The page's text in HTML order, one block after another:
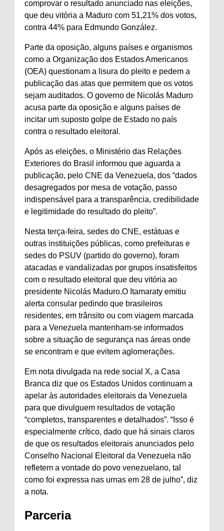
comprovar o resultado anunciado nas eleições,
que deu vitória a Maduro com 51,21% dos votos,
contra 44% para Edmundo González.
Parte da oposição, alguns países e organismos
como a Organização dos Estados Americanos
(OEA) questionam a lisura do pleito e pedem a
publicação das atas que permitem que os votos
sejam auditados. O governo de Nicolás Maduro
acusa parte da oposição e alguns países de
incitar um suposto golpe de Estado no país
contra o resultado eleitoral.
Após as eleições, o Ministério das Relações
Exteriores do Brasil informou que aguarda a
publicação, pelo CNE da Venezuela, dos “dados
desagregados por mesa de votação, passo
indispensável para a transparência, credibilidade
e legitimidade do resultado do pleito”.
Nesta terça-feira, sedes do CNE, estátuas e
outras instituições públicas, como prefeituras e
sedes do PSUV (partido do governo), foram
atacadas e vandalizadas por grupos insatisfeitos
com o resultado eleitoral que deu vitória ao
presidente Nicolás Maduro.O Itamaraty emitiu
alerta consular pedindo que brasileiros
residentes, em trânsito ou com viagem marcada
para a Venezuela mantenham-se informados
sobre a situação de segurança nas áreas onde
se encontram e que evitem aglomerações.
Em nota divulgada na rede social X, a Casa
Branca diz que os Estados Unidos continuam a
apelar às autoridades eleitorais da Venezuela
para que divulguem resultados de votação
“completos, transparentes e detalhados”. “Isso é
especialmente crítico, dado que há sinais claros
de que os resultados eleitorais anunciados pelo
Conselho Nacional Eleitoral da Venezuela não
refletem a vontade do povo venezuelano, tal
como foi expressa nas urnas em 28 de julho”, diz
a nota.
Parceria